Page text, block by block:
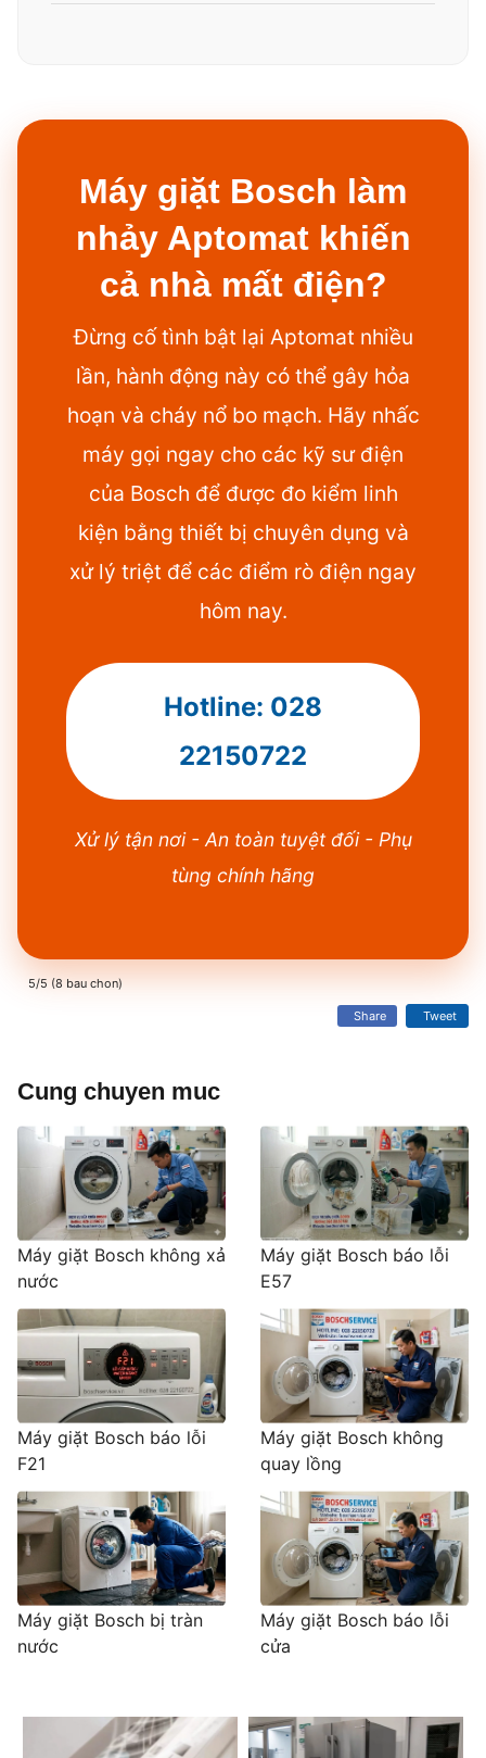
Máy giặt Bosch làm
nhảy Aptomat khiến
cả nhà mất điện?
Đừng cố tình bật lại Aptomat nhiều
lần, hành động này có thể gây hỏa
hoạn và cháy nổ bo mạch. Hãy nhấc
máy gọi ngay cho các kỹ sư điện
của Bosch để được đo kiểm linh
kiện bằng thiết bị chuyên dụng và
xử lý triệt để các điểm rò điện ngay
hôm nay.
Hotline: 028
22150722
Xử lý tận nơi - An toàn tuyệt đối - Phụ
tùng chính hãng
5/5 (8 bau chon)
Share Tweet
Cung chuyen muc
Máy giặt Bosch không xả
nước
Máy giặt Bosch báo lỗi
E57
Máy giặt Bosch báo lỗi
F21
Máy giặt Bosch không
quay lồng
Máy giặt Bosch bị tràn
nước
Máy giặt Bosch báo lỗi
cửa